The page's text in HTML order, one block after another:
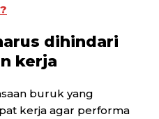
dihindari
kerja
buruk yang
kerja agar performa